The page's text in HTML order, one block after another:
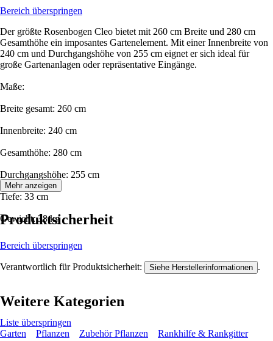
Bereich überspringen
Der größte Rosenbogen Cleo bietet mit 260 cm Breite und 280 cm
Gesamthöhe ein imposantes Gartenelement. Mit einer Innenbreite von
240 cm und Durchgangshöhe von 255 cm eignet er sich ideal für
große Gartenanlagen oder repräsentative Eingänge.
Maße:
Breite gesamt: 260 cm
Innenbreite: 240 cm
Gesamthöhe: 280 cm
Durchgangshöhe: 255 cm
Tiefe: 33 cm
Gewicht: 38 kg
Mehr anzeigen
Produktsicherheit
Bereich überspringen
Verantwortlich für Produktsicherheit: Siehe Herstellerinformationen .
Weitere Kategorien
Liste überspringen
Garten
Pflanzen Zubehör Pflanzen
Rankhilfe & Rankgitter